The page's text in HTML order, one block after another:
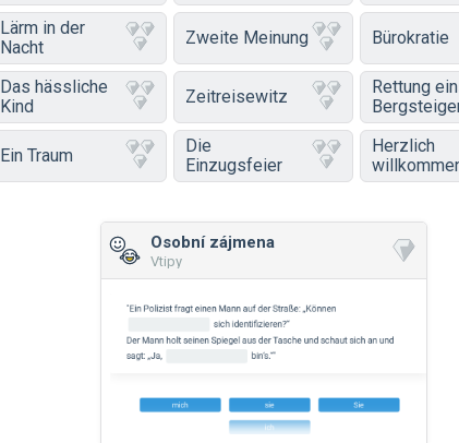
Lärm in der
Nacht
Zweite Meinung Bürokratie
Das hässliche
Kind
Zeitreisewitz
Rettung
Ein Traum
Die
Einzugsfeier
Herzlich
Osobní zájmena
Vtipy